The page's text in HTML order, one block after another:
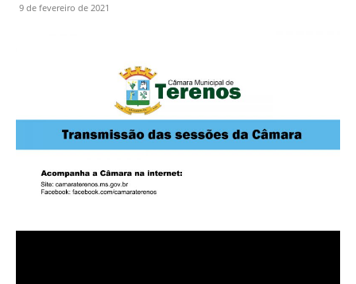
9 de fevereiro de 2021